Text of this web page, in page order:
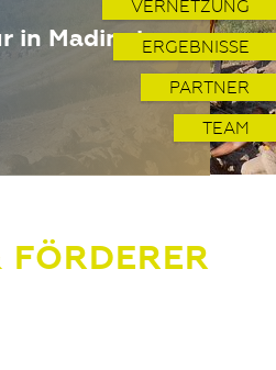
in Madinat
VERNETZUNG
ERGEBNISSE
PARTNER
TEAM
FÖRDERER